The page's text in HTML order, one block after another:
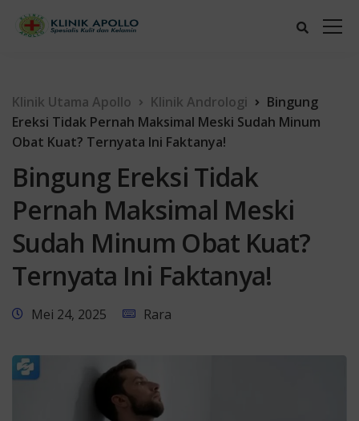
Klinik Utama Apollo Klinik Andrologi
Bingung
Ereksi Tidak Pernah Maksimal Meski Sudah Minum
Obat Kuat? Ternyata Ini Faktanya!
Bingung Ereksi Tidak
Pernah Maksimal Meski
Sudah Minum Obat Kuat?
Ternyata Ini Faktanya!
Mei 24, 2025 Rara